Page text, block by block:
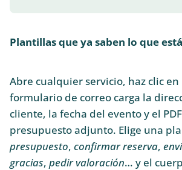
Plantillas que ya saben lo que
Abre cualquier servicio, haz clic en
formulario de correo carga la
cliente, la fecha del evento y el
presupuesto adjunto. Elige una
presupuesto, confirmar reserva,
gracias, pedir valoración… y el